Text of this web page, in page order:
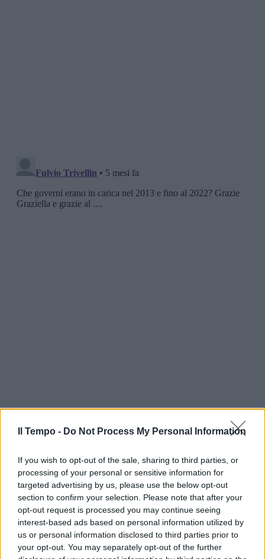
Il Tempo - Do Not Process My Personal Information
If you wish to opt-out of the sale, sharing to third parties, or
processing of your personal or sensitive information for
targeted advertising by us, please use the below opt-out
section to confirm your selection. Please note that after your
opt-out request is processed you may continue seeing
interest-based ads based on personal information utilized by
us or personal information disclosed to third parties prior to
your opt-out. You may separately opt-out of the further